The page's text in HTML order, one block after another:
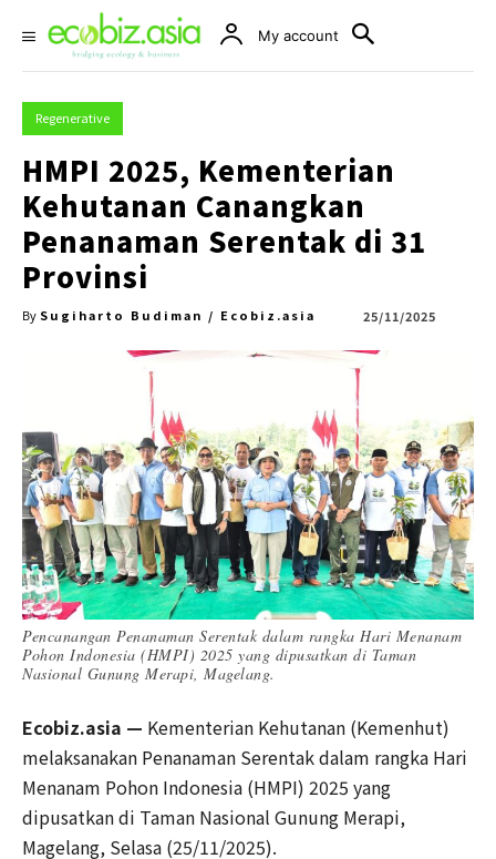
My account
Regenerative
HMPI 2025, Kementerian
Kehutanan Canangkan
Penanaman Serentak di 31
Provinsi
By Sugiharto Budiman / Ecobiz.asia 25/11/2025
Pencanangan Penanaman Serentak dalam rangka Hari Menanam
Pohon Indonesia (HMPI) 2025 yang dipusatkan di Taman
Nasional Gunung Merapi, Magelang.
Ecobiz.asia — Kementerian Kehutanan (Kemenhut)
melaksanakan Penanaman Serentak dalam rangka Hari
Menanam Pohon Indonesia (HMPI) 2025 yang
dipusatkan di Taman Nasional Gunung Merapi,
Magelang, Selasa (25/11/2025).